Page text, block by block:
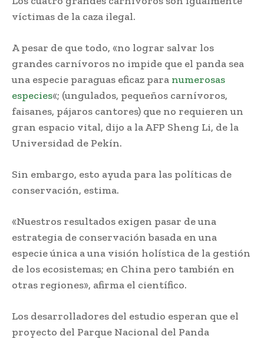
víctimas de la caza ilegal.
A pesar de que todo, «no lograr salvar los
grandes carnívoros no impide que el panda sea
una especie paraguas eficaz para numerosas
especies«; (ungulados, pequeños carnívoros,
faisanes, pájaros cantores) que no requieren un
gran espacio vital, dijo a la AFP Sheng Li, de la
Universidad de Pekín.
Sin embargo, esto ayuda para las políticas de
conservación, estima.
«Nuestros resultados exigen pasar de una
estrategia de conservación basada en una
especie única a una visión holística de la gestión
de los ecosistemas; en China pero también en
otras regiones», afirma el científico.
Los desarrolladores del estudio esperan que el
proyecto del Parque Nacional del Panda